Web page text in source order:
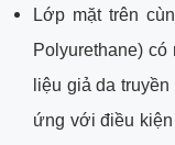
Lớp mặt trên
Polyurethane)
liệu giả da
ứng với điều